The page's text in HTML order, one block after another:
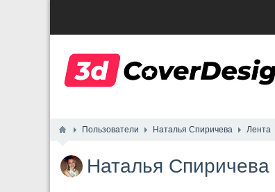
Пользователи Наталья Спиричева Лента
Наталья Спиричева